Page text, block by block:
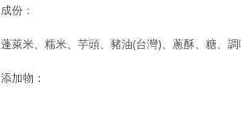
成份：
蓬萊米、糯米、芋頭、豬油(台灣)、蔥酥、糖、
添加物：